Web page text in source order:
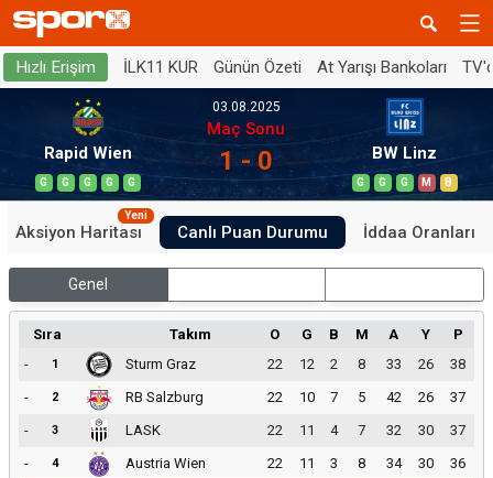
Hızlı Erişim İLK11 KUR Günün Özeti At Yarışı Bankoları
Rapid Wien
G G G G G
03.08.2025
Maç Sonu
1 - 0 BW Linz
G G G M B
Aksiyon Haritası
Yeni
Canlı Puan Durumu İddaa Oranları
Genel
Sıra Takım O G B M A Y
P
-
1 Sturm Graz 22 12 2 8 33 26
38
-
2 RB Salzburg 22 10 7 5 42 26
37
-
3 LASK 22 11 4 7 32 30
37
-
4 Austria Wien 22 11 3 8 34 30
36